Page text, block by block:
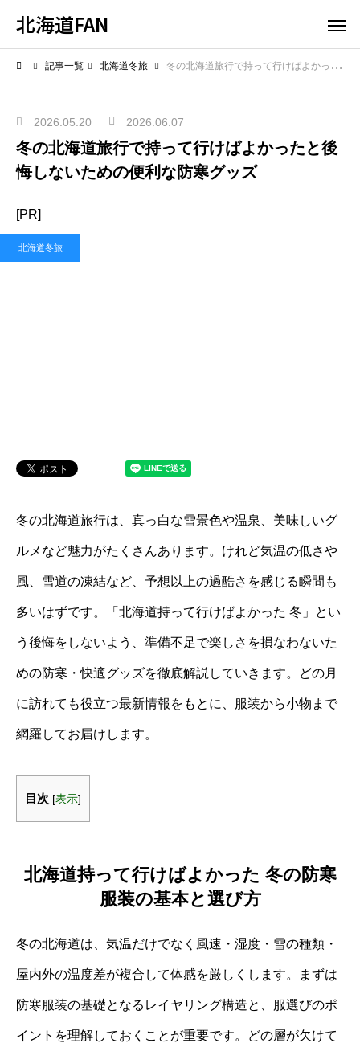
北海道FAN
記事一覧 北海道冬旅 冬の北海道旅行で持って行けばよかったと後悔しないための便利な防寒グッズ
2026.05.20 2026.06.07
冬の北海道旅行で持って行けばよかったと後
悔しないための便利な防寒グッズ
[PR]
北海道冬旅
冬の北海道旅行は、真っ白な雪景色や温泉、美味しいグ
ルメなど魅力がたくさんあります。けれど気温の低さや
風、雪道の凍結など、予想以上の過酷さを感じる瞬間も
多いはずです。「北海道持って行けばよかった 冬」とい
う後悔をしないよう、準備不足で楽しさを損なわないた
めの防寒・快適グッズを徹底解説していきます。どの月
に訪れても役立つ最新情報をもとに、服装から小物まで
網羅してお届けします。
目次 [表示]
北海道持って行けばよかった 冬の防寒
服装の基本と選び方
冬の北海道は、気温だけでなく風速・湿度・雪の種類・
屋内外の温度差が複合して体感を厳しくします。まずは
防寒服装の基礎となるレイヤリング構造と、服選びのポ
イントを理解しておくことが重要です。どの層が欠けて